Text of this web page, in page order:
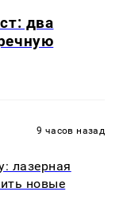
два
9 часов назад
лазерная
новые